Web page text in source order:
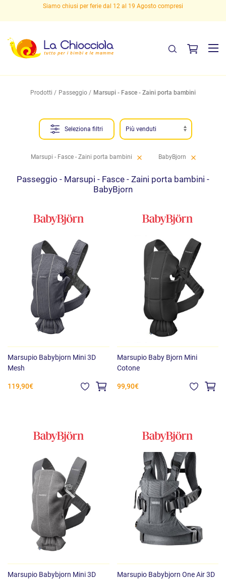
Agosto compresi Spedizioni gratuite sopra i
Prodotti Passeggio Marsupi - Fasce - Zaini porta bambini
Seleziona filtri
Marsupi - Fasce - Zaini porta bambini BabyBjorn
Passeggio - Marsupi - Fasce - Zaini porta bambini -
BabyBjorn
Marsupio Babybjorn Mini 3D
Mesh
119,90€
Marsupio Baby Bjorn Mini
Cotone
99,90€
Marsupio Babybjorn Mini 3D
Marsupio Babybjorn One Air 3D